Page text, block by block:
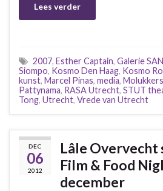
Lees verder
2007, Esther Captain, Galerie
Siompo, Kosmo Den Haag, Kosmo
kunst, Marcel Pinas, media, Molukkers
Pattynama, RASA Utrecht, STUT
Tong, Utrecht, Vrede van Utrecht
DEC
06
2012
Lâle
Film & Food
december